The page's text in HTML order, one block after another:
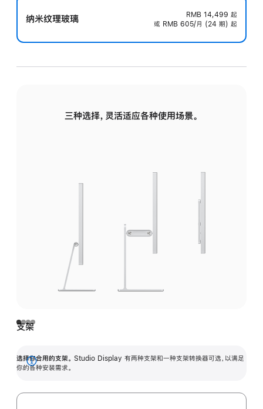
纳米纹理玻璃 RMB 14,499 起
或 RMB 605/月 (24 期) 起
三种选择，灵活适应各种使用场景。
支架
选择你合用的支架。 Studio Display 有两种支架和一种支架转换器可选，以满足
你的各种安装需求。
展